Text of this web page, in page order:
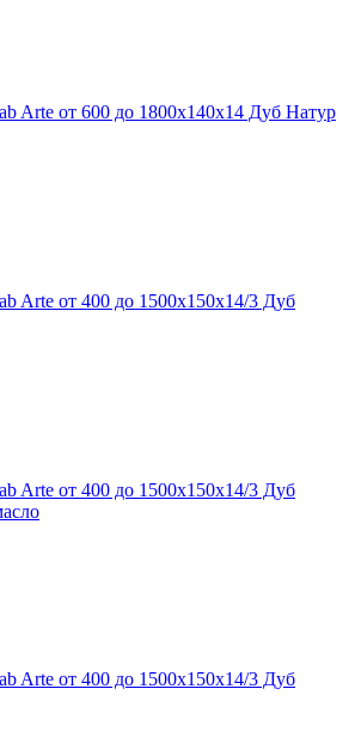
Arte от 600 до 1800х140х14 Дуб Натур
Arte от 400 до 1500х150х14/3 Дуб
Arte от 400 до 1500х150х14/3 Дуб
Arte от 400 до 1500х150х14/3 Дуб